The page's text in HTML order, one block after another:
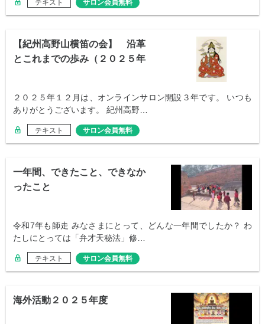
テキスト サロン会員無料
【紀州高野山横笛の会】 沿革
とこれまでの歩み（２０２５年
２０２５年１２月は、オンラインサロン開設３年です。 いつも
ありがとうございます。 紀州高野…
テキスト サロン会員無料
一年間、できたこと、できなか
ったこと
令和7年も師走 みなさまにとって、どんな一年間でしたか？ わ
たしにとっては「弁才天秘法」修…
テキスト サロン会員無料
海外活動２０２５年度